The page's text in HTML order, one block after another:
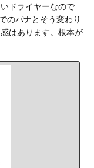
ドライヤーなので
のパナとそう変わり
はあります。根本が